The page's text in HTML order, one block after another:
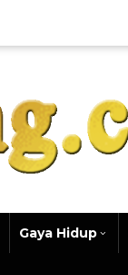
Gaya Hidup